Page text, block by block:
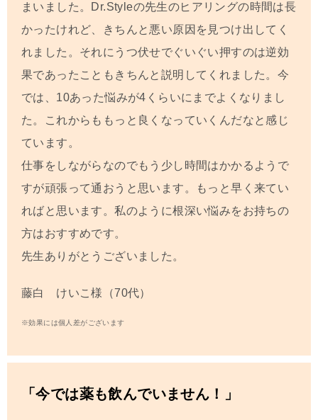
まいました。Dr.Styleの先生のヒアリングの時間は長
かったけれど、きちんと悪い原因を見つけ出してく
れました。それにうつ伏せでぐいぐい押すのは逆効
果であったこともきちんと説明してくれました。今
では、10あった悩みが4くらいにまでよくなりまし
た。これからももっと良くなっていくんだなと感じ
ています。
仕事をしながらなのでもう少し時間はかかるようで
すが頑張って通おうと思います。もっと早く来てい
ればと思います。私のように根深い悩みをお持ちの
方はおすすめです。
先生ありがとうございました。
藤白 けいこ様（70代）
※効果には個人差がございます
「今では薬も飲んでいません！」